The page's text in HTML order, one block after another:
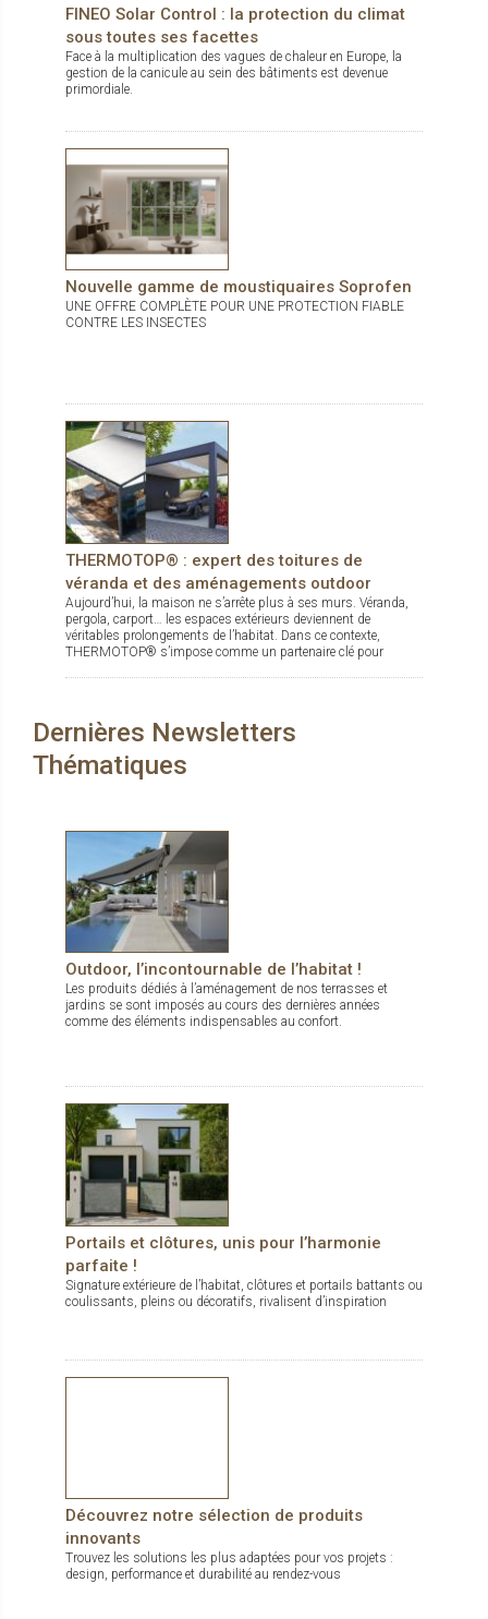
pour un maximum de personnalisation.
FINEO Solar Control : la protection du climat
sous toutes ses facettes
Face à la multiplication des vagues de chaleur en Europe, la
gestion de la canicule au sein des bâtiments est devenue
primordiale.
Nouvelle gamme de moustiquaires Soprofen
UNE OFFRE COMPLÈTE POUR UNE PROTECTION FIABLE
CONTRE LES INSECTES
THERMOTOP® : expert des toitures de
véranda et des aménagements outdoor
Aujourd’hui, la maison ne s’arrête plus à ses murs. Véranda,
pergola, carport… les espaces extérieurs deviennent de
véritables prolongements de l’habitat. Dans ce contexte,
THERMOTOP® s’impose comme un partenaire clé pour
Dernières Newsletters
Thématiques
Outdoor, l’incontournable de l’habitat !
Les produits dédiés à l’aménagement de nos terrasses et
jardins se sont imposés au cours des dernières années
comme des éléments indispensables au confort.
Portails et clôtures, unis pour l’harmonie
parfaite !
Signature extérieure de l’habitat, clôtures et portails battants ou
coulissants, pleins ou décoratifs, rivalisent d’inspiration
Découvrez notre sélection de produits
innovants
Trouvez les solutions les plus adaptées pour vos projets :
design, performance et durabilité au rendez-vous